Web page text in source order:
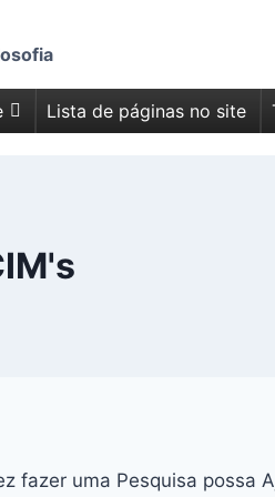
Lista de páginas no site
fazer uma Pesquisa possa